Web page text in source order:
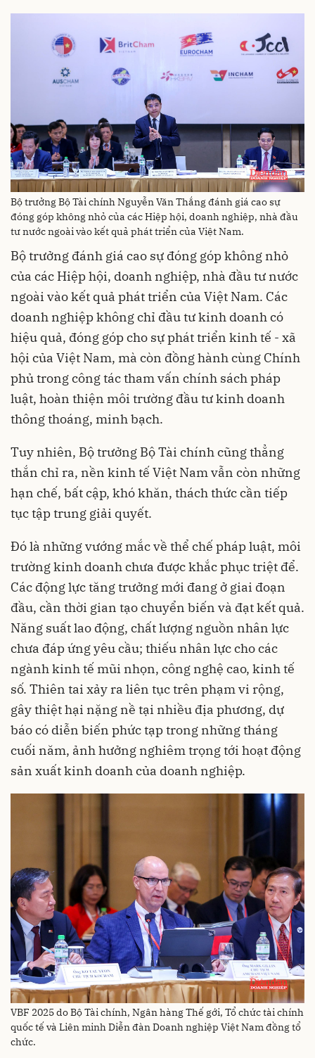
Bộ trưởng Bộ Tài chính Nguyễn Văn Thắng đánh giá cao sự
đóng góp không nhỏ của các Hiệp hội, doanh nghiệp, nhà đầu
tư nước ngoài vào kết quả phát triển của Việt Nam.
Bộ trưởng đánh giá cao sự đóng góp không nhỏ
của các Hiệp hội, doanh nghiệp, nhà đầu tư nước
ngoài vào kết quả phát triển của Việt Nam. Các
doanh nghiệp không chỉ đầu tư kinh doanh có
hiệu quả, đóng góp cho sự phát triển kinh tế - xã
hội của Việt Nam, mà còn đồng hành cùng Chính
phủ trong công tác tham vấn chính sách pháp
luật, hoàn thiện môi trường đầu tư kinh doanh
thông thoáng, minh bạch.
Tuy nhiên, Bộ trưởng Bộ Tài chính cũng thẳng
thắn chỉ ra, nền kinh tế Việt Nam vẫn còn những
hạn chế, bất cập, khó khăn, thách thức cần tiếp
tục tập trung giải quyết.
Đó là những vướng mắc về thể chế pháp luật, môi
trường kinh doanh chưa được khắc phục triệt để.
Các động lực tăng trưởng mới đang ở giai đoạn
đầu, cần thời gian tạo chuyển biến và đạt kết quả.
Năng suất lao động, chất lượng nguồn nhân lực
chưa đáp ứng yêu cầu; thiếu nhân lực cho các
ngành kinh tế mũi nhọn, công nghệ cao, kinh tế
số. Thiên tai xảy ra liên tục trên phạm vi rộng,
gây thiệt hại nặng nề tại nhiều địa phương, dự
báo có diễn biến phức tạp trong những tháng
cuối năm, ảnh hưởng nghiêm trọng tới hoạt động
sản xuất kinh doanh của doanh nghiệp.
VBF 2025 do Bộ Tài chính, Ngân hàng Thế gới, Tổ chức tài chính
quốc tế và Liên minh Diễn đàn Doanh nghiệp Việt Nam đồng tổ
chức.